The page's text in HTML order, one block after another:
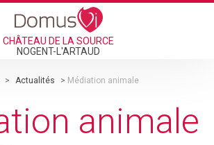
CHÂTEAU DE LA SOURCE
NOGENT-L'ARTAUD
> Actualités > Médiation animale
animale